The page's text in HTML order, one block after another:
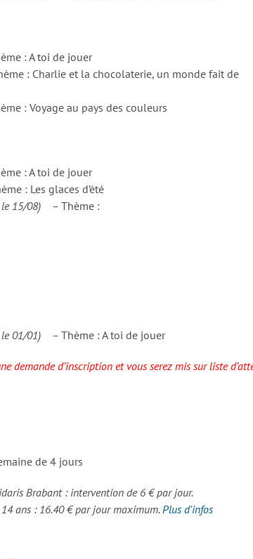
: A toi de jouer
: Charlie et la chocolaterie, un monde fait de
: Voyage au pays des couleurs
: A toi de jouer
: Les glaces d’été
le 15/08) – Thème :
le 01/01) – Thème : A toi de jouer
demande d’inscription et vous serez mis sur liste
de 4 jours
Brabant : intervention de 6 € par jour.
ans : 16.40 € par jour maximum.Plus d'infos